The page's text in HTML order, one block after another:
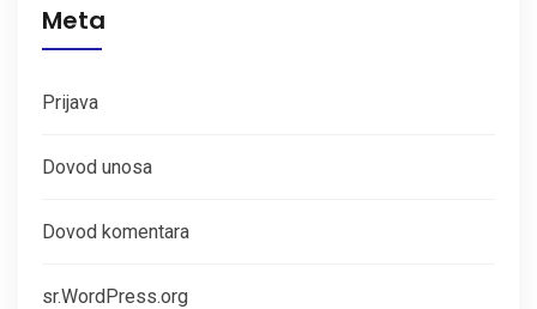
Meta
Prijava
Dovod unosa
Dovod komentara
sr.WordPress.org